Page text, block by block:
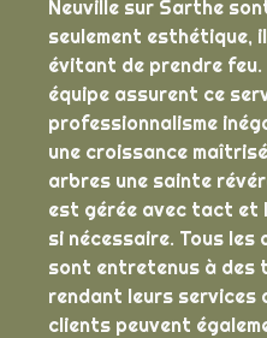
Neuville sur Sarthe
seulement esthétique,
évitant de prendre
équipe assurent ce
professionnalisme
une croissance
arbres une sainte
est gérée avec tact
si nécessaire. Tous
sont entretenus à
rendant leurs services
clients peuvent